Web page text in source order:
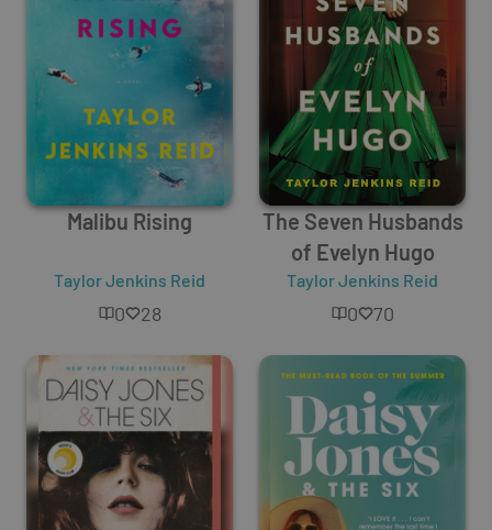
Malibu Rising
Taylor Jenkins Reid
0 28
The Seven Husbands
of Evelyn Hugo
Taylor Jenkins Reid
0 70